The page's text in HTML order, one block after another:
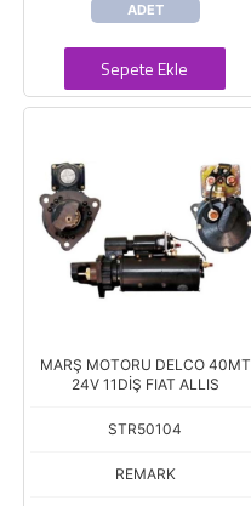
ADET
Sepete Ekle
MARŞ MOTORU DELCO 40MT
24V 11DİŞ FIAT ALLIS
STR50104
REMARK